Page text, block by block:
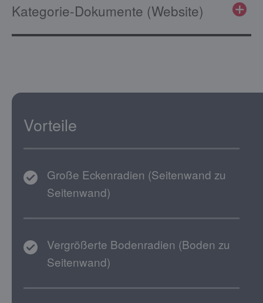
Kategorie-Dokumente (Website)
Vorteile
Große Eckenradien (Seitenwand zu
Seitenwand)
Vergrößerte Bodenradien (Boden zu
Seitenwand)